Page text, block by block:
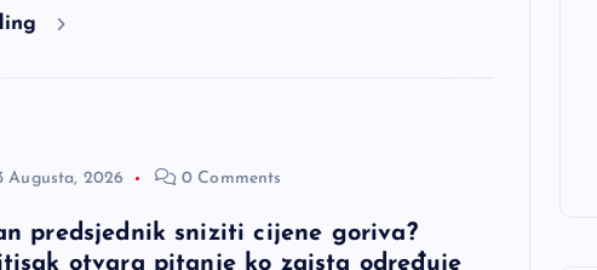
Augusta, 2026 0 Comments
predsjednik sniziti cijene goriva?
otvara pitanje ko zaista određuje